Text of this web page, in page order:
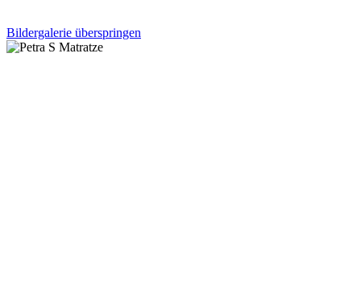
Bildergalerie überspringen